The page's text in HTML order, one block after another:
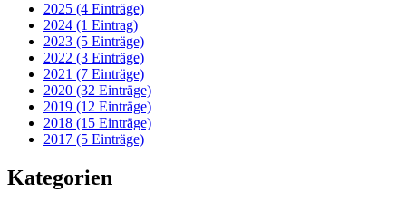
2025 (4 Einträge)
2024 (1 Eintrag)
2023 (5 Einträge)
2022 (3 Einträge)
2021 (7 Einträge)
2020 (32 Einträge)
2019 (12 Einträge)
2018 (15 Einträge)
2017 (5 Einträge)
Kategorien